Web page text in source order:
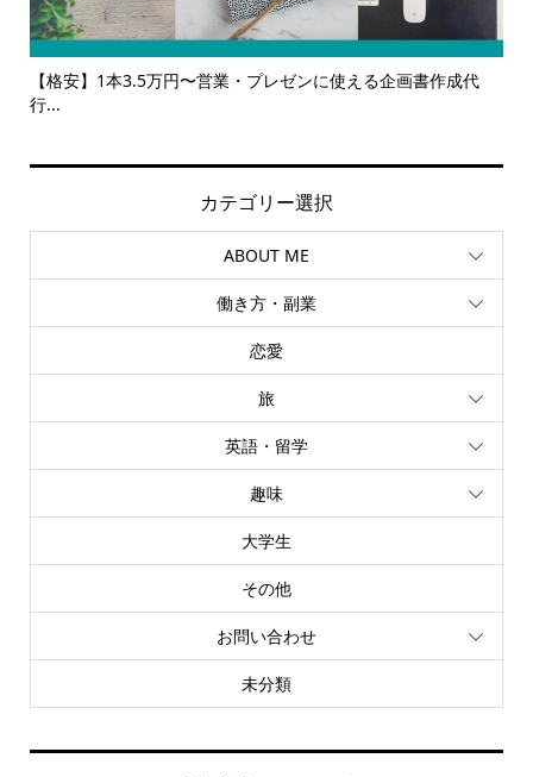
画書作成代
【サービス一覧】広報・企画・デザインの単発依頼か
カテゴリー選択
ABOUT ME
働き方・副業
恋愛
旅
英語・留学
趣味
大学生
その他
お問い合わせ
未分類